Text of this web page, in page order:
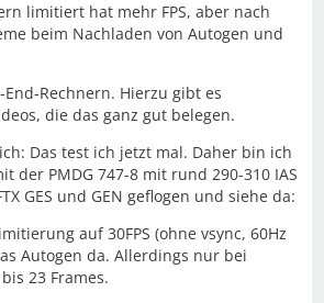
limitiert hat mehr FPS, aber nach
beim Nachladen von Autogen und
Rechnern. Hierzu gibt es
die das ganz gut belegen.
Das test ich jetzt mal. Daher bin ich
der PMDG 747-8 mit rund 290-310 IAS
GES und GEN geflogen und siehe da:
auf 30FPS (ohne vsync, 60Hz
Autogen da. Allerdings nur bei
23 Frames.